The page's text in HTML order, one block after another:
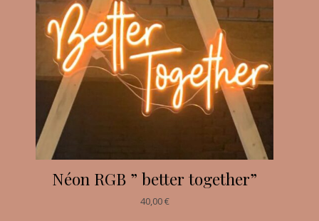
Néon RGB ” better together”
40,00€